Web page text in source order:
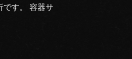
です。 容器サ